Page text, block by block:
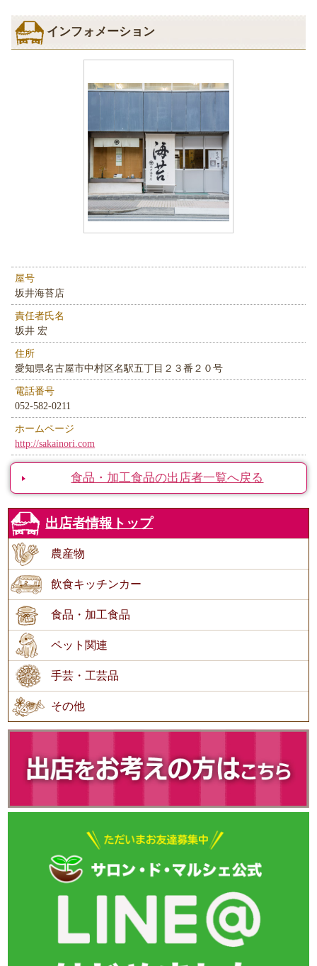
インフォメーション
屋号
坂井海苔店
責任者氏名
坂井 宏
住所
愛知県名古屋市中村区名駅五丁目２３番２０号
電話番号
052-582-0211
ホームページ
http://sakainori.com
食品・加工食品の出店者一覧へ戻る
出店者情報トップ
農産物
飲食キッチンカー
食品・加工食品
ペット関連
手芸・工芸品
その他